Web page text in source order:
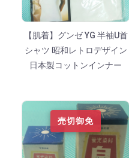
【肌着】グンゼ YG 半袖U首
シャツ 昭和レトロデザイン
日本製コットンインナー
売切御免